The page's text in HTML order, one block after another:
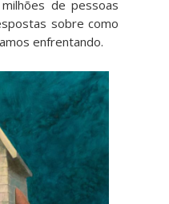
de pessoas
sobre como
enfrentando.